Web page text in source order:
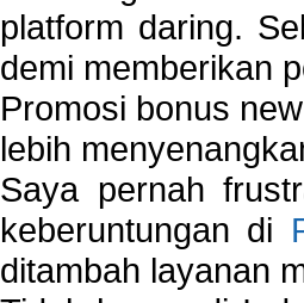
platform daring.
demi memberikan
Promosi bonus
lebih
Saya pernah
keberuntungan di
ditambah layanan